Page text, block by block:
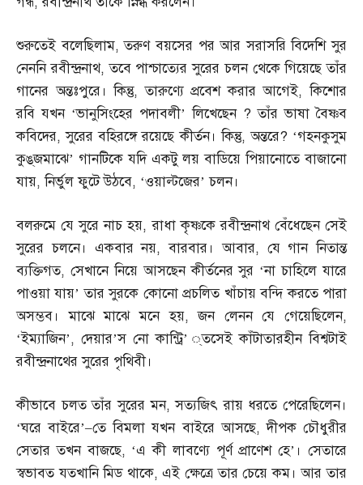
শুরুতেই বলেছিলাম,তরুণ বয়সের পর আর সরাসরি বিদেশি সুর
নেননি রবীন্দ্রনাথ,তবে পাশ্চাত্যের সুরের চলন থেকে গিয়েছে তাঁর
গানের অন্তঃপুরে। কিন্তু,তারুণ্যে প্রবেশ করার আগেই,কিশোর
রবি যখন ‘ভানুসিংহের পদাবলী’ লিখেছেন ?তাঁর ভাষা বৈষ্ণব
কবিদের,সুরের বহিরঙ্গে রয়েছে কীর্তন। কিন্তু,অন্তরে? ‘গহনকুসুম
কুঙ্‌জমাঝে’ গানটিকে যদি একটু লয় বাডিয়ে পিয়ানোতে বাজানো
যায়,নির্ভুল ফুটে উঠবে, ‘ওয়াল্টজের’ চলন।
বলরুমে যে সুরে নাচ হয়,রাধা কৃষ্ণকে রবীন্দ্রনাথ বেঁধেছেন সেই
সুরের চলনে। একবার নয়,বারবার। আবার, যে গান নিতান্ত
ব্যক্তিগত, সেখানে নিয়ে আসছেন কীর্তনের সুর ‘না চাহিলে যারে
পাওয়া যায়’ তার সুরকে কোনো প্রচলিত খাঁচায় বন্দি করতে পারা
অসম্ভব। মাঝে মাঝে মনে হয়,জন লেনন যে গেয়েছিলেন,
‘ইম্যাজিন’, দেয়ার’স নো কান্ট্রি’ ্তসেই কাঁটাতারহীন বিশ্বটাই
রবীন্দ্রনাথের সুরের পৃথিবী।
কীভাবে চলত তাঁর সুরের মন,সত্যজিৎ রায় ধরতে পেরেছিলেন।
‘ঘরে বাইরে’–তে বিমলা যখন বাইরে আসছে,দীপক চৌধুরীর
সেতার তখন বাজছে, ‘এ কী লাবণ্যে পূর্ণ প্রাণেশ হে’। সেতারে
স্বভাবত যতখানি মিড থাকে,এই ক্ষেত্রে তার চেয়ে কম। আর তার